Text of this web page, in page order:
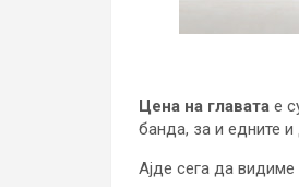
Цена на главата е
банда, за и едните и
Ајде сега да